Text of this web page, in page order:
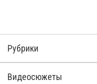
Рубрики
Видеосюжеты